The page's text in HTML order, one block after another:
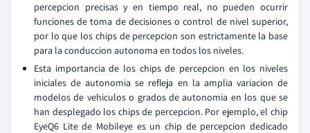
percepcion precisas y en tiempo real, no pueden ocurrir
funciones de toma de decisiones o control de nivel superior,
por lo que los chips de percepcion son estrictamente la base
para la conduccion autonoma en todos los niveles.
Esta importancia de los chips de percepcion en los niveles
iniciales de autonomia se refleja en la amplia variacion de
modelos de vehiculos o grados de autonomia en los que se
han desplegado los chips de percepcion. Por ejemplo, el chip
EyeQ6 Lite de Mobileye es un chip de percepcion dedicado